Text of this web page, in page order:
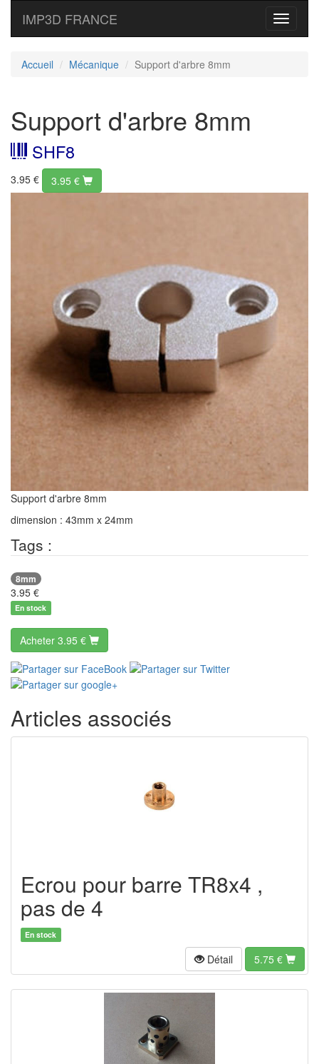
Toggle
IMP3D FRANCE
Accueil Mécanique Support d'arbre 8mm
Support d'arbre 8mm
SHF8
3.95 € 3.95 €
Support d'arbre 8mm
dimension : 43mm x 24mm
Tags :
8mm
3.95 €
En stock
Acheter 3.95 €
Articles associés
Ecrou pour barre TR8x4 ,
pas de 4
En stock
Détail 5.75 €